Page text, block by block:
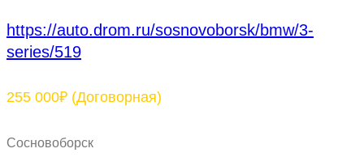
https://auto.drom.ru/sosnovoborsk/bmw/3-
series/519
255 000₽ (Договорная)
Сосновоборск